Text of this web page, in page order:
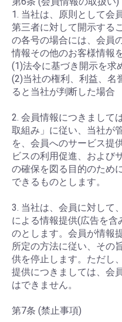
1. 当社は、原則として会
第三者に対して開示する
の各号の場合には、会員
情報その他のお客様情報
(1)法令に基づき開示を求
(2)当社の権利、利益、名
ると当社が判断した場合
2. 会員情報につきまして
取組み」に従い、当社が
を、会員へのサービス提
ビスの利用促進、および
の確保を図る目的のため
できるものとします。
3. 当社は、会員に対して
による情報提供(広告を含
のとします。会員が情報
所定の方法に従い、その
供を停止します。ただし
提供につきましては、会
はできません。
第7条 (禁止事項)